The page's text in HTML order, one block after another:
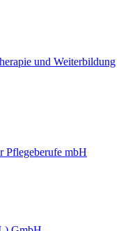
und Weiterbildung
Pflegeberufe mbH